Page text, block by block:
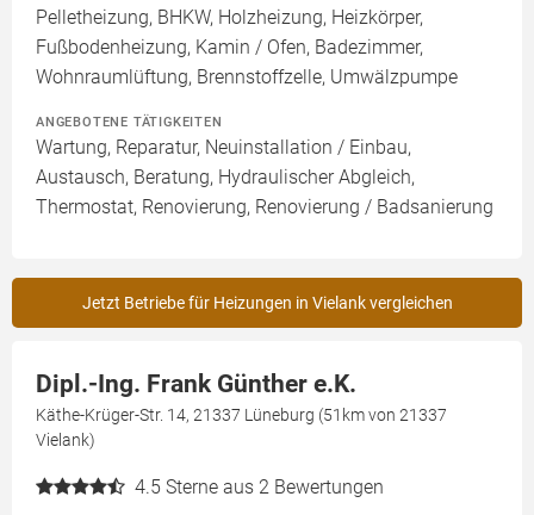
Pelletheizung, BHKW, Holzheizung, Heizkörper,
Fußbodenheizung, Kamin / Ofen, Badezimmer,
Wohnraumlüftung, Brennstoffzelle, Umwälzpumpe
ANGEBOTENE TÄTIGKEITEN
Wartung, Reparatur, Neuinstallation / Einbau,
Austausch, Beratung, Hydraulischer Abgleich,
Thermostat, Renovierung, Renovierung / Badsanierung
Jetzt Betriebe für Heizungen in Vielank vergleichen
Dipl.-Ing. Frank Günther e.K.
Käthe-Krüger-Str. 14, 21337 Lüneburg (51km von 21337
Vielank)
4.5 Sterne aus 2 Bewertungen